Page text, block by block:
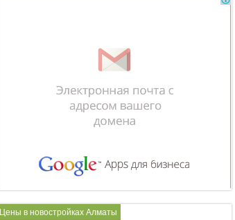
Цены в новостройках Алматы